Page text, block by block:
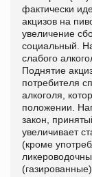
фактически
акцизов на
увеличение
социальный.
слабого
Поднятие
потребителя
алкоголя,
положении.
закон,
увеличивает
(кроме